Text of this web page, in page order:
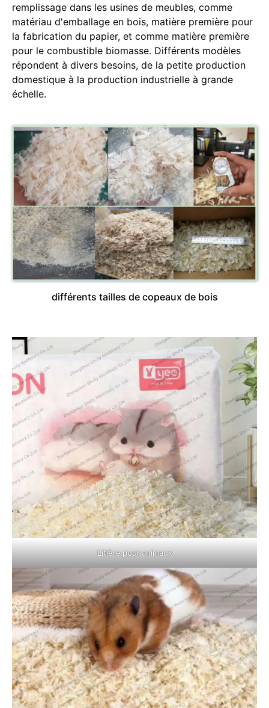
remplissage dans les usines de meubles, comme
matériau d'emballage en bois, matière première pour
la fabrication du papier, et comme matière première
pour le combustible biomasse. Différents modèles
répondent à divers besoins, de la petite production
domestique à la production industrielle à grande
échelle.
différents tailles de copeaux de bois
Litière pour animaux